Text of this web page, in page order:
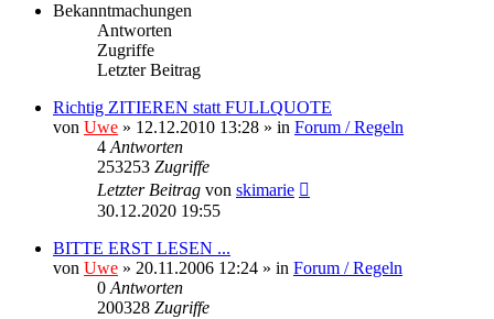
Bekanntmachungen
Antworten
Zugriffe
Letzter Beitrag
Richtig ZITIEREN statt FULLQUOTE
von Uwe » 12.12.2010 13:28 » in Forum / Regeln
4 Antworten
253253 Zugriffe
Letzter Beitrag von skimarie
30.12.2020 19:55
BITTE ERST LESEN ...
von Uwe » 20.11.2006 12:24 » in Forum / Regeln
0 Antworten
200328 Zugriffe